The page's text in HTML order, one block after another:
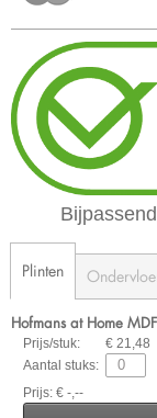
Plinten
Hofmans at Home
Prijs/stuk:
€ 21,48
Aantal stuks:
Prijs: € -,--